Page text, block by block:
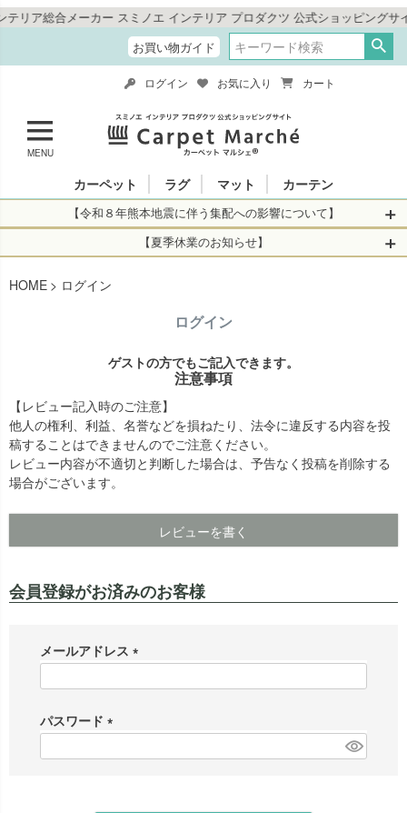
合メーカー スミノエ インテリア プロダクツ 公式ショッピングサイト「
お買い物ガイド
MENU
ログイン お気に入り カート
カーペット ラグ マット カーテン
【令和８年熊本地震に伴う集配への影響について】
令和8年熊本地震により、お亡くなりになられた方々に深く
お見舞い申し上げます。 この地震の影響により、現在、一
【お荷物のお届けに遅れが生じている地域】
・全国から九州あてのお荷物
・九州から全国あてのお荷物
なお、今後の被害状況や交通規制などにより、対象地域や
サービスへの影響が変更となる場合がございます。
お客さまにはご不便をおかけいたしますが、何卒ご理解賜
【夏季休業のお知らせ】
当店は は2026年8月11日(火)～2026年8月16日(日)
休業中のご注文に関しては自動返信メールは届きますが、
へのご返答ができかねます。 休業明けから順次送信させて
いただきますのでよろしくお願いいたします。
出荷センターも休業となりますため、休業期間中のご注文
商品の出荷は2026年8月18日(火) 以降となります。
→オーダー商品など、詳しくはこちらから
HOME ログイン
ログイン
ゲストの方でもご記入できます。
注意事項
【レビュー記入時のご注意】
他人の権利、利益、名誉などを損ねたり、法令に違反する内容を投
稿することはできませんのでご注意ください。
レビュー内容が不適切と判断した場合は、予告なく投稿を削除する
場合がございます。
レビューを書く
会員登録がお済みのお客様
メールアドレス
必
)
パスワード
必